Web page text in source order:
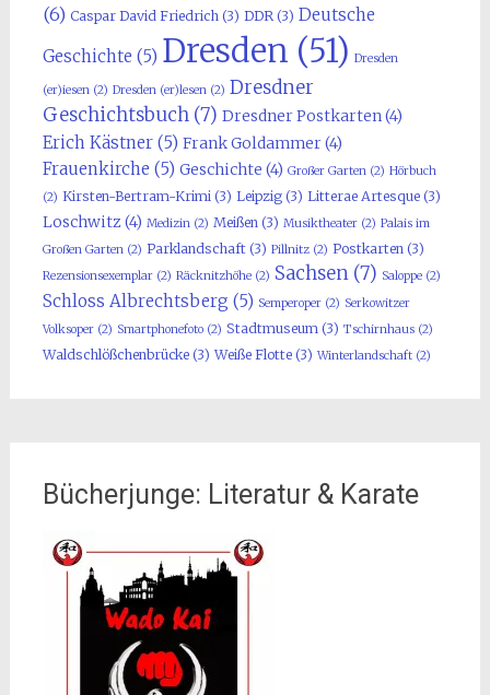
(6) Caspar David Friedrich(3) DDR(3) Deutsche
Geschichte (5) Dresden (51) Dresden
(er)iesen(2) Dresden (er)lesen(2) Dresdner
Geschichtsbuch(7) Dresdner Postkarten(4)
Erich Kästner(5) Frank Goldammer(4)
Frauenkirche (5) Geschichte (4) Großer Garten(2) Hörbuch
(2) Kirsten-Bertram-Krimi(3) Leipzig(3) Litterae Artesque(3)
Loschwitz (4) Medizin(2) Meißen(3) Musiktheater(2) Palais im
Großen Garten(2) Parklandschaft(3) Pillnitz(2) Postkarten(3)
Rezensionsexemplar(2) Räcknitzhöhe(2) Sachsen(7) Saloppe(2)
Schloss Albrechtsberg (5) Semperoper(2) Serkowitzer
Volksoper(2) Smartphonefoto(2) Stadtmuseum(3) Tschirnhaus(2)
Waldschlößchenbrücke(3) Weiße Flotte(3) Winterlandschaft(2)
Bücherjunge: Literatur & Karate